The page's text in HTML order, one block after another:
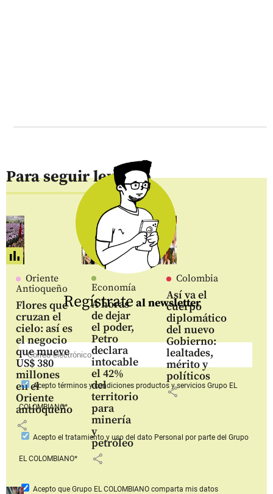
Para seguir leyendo
Oriente
Antioqueño
Flores que
cruzan el
cielo: así es
el negocio
que mueve
US$ 380
millones
en el
Oriente
antioqueño
share
Economía
A horas
de dejar
el poder,
Petro
declara
intocable
el 42%
del
territorio
para
minería
y
petróleo
share
Colombia
Así va el
cuerpo
diplomático
del nuevo
Gobierno:
lealtades,
mérito y
políticos
share
Regístrate al newsletter
Aceptotérminos y condiciones productos y serviciosGrupo EL
COLOMBIANO*
Acepto el tratamiento y uso del dato Personal por parte del Grupo
EL COLOMBIANO*
Acepto que Grupo EL COLOMBIANOcomparta mis datos